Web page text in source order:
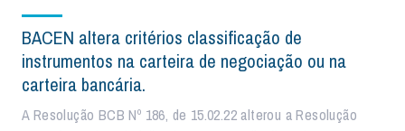
BACEN altera critérios classificação de
instrumentos na carteira de negociação ou na
carteira bancária.
A Resolução BCB Nº 186, de 15.02.22 alterou a Resolução